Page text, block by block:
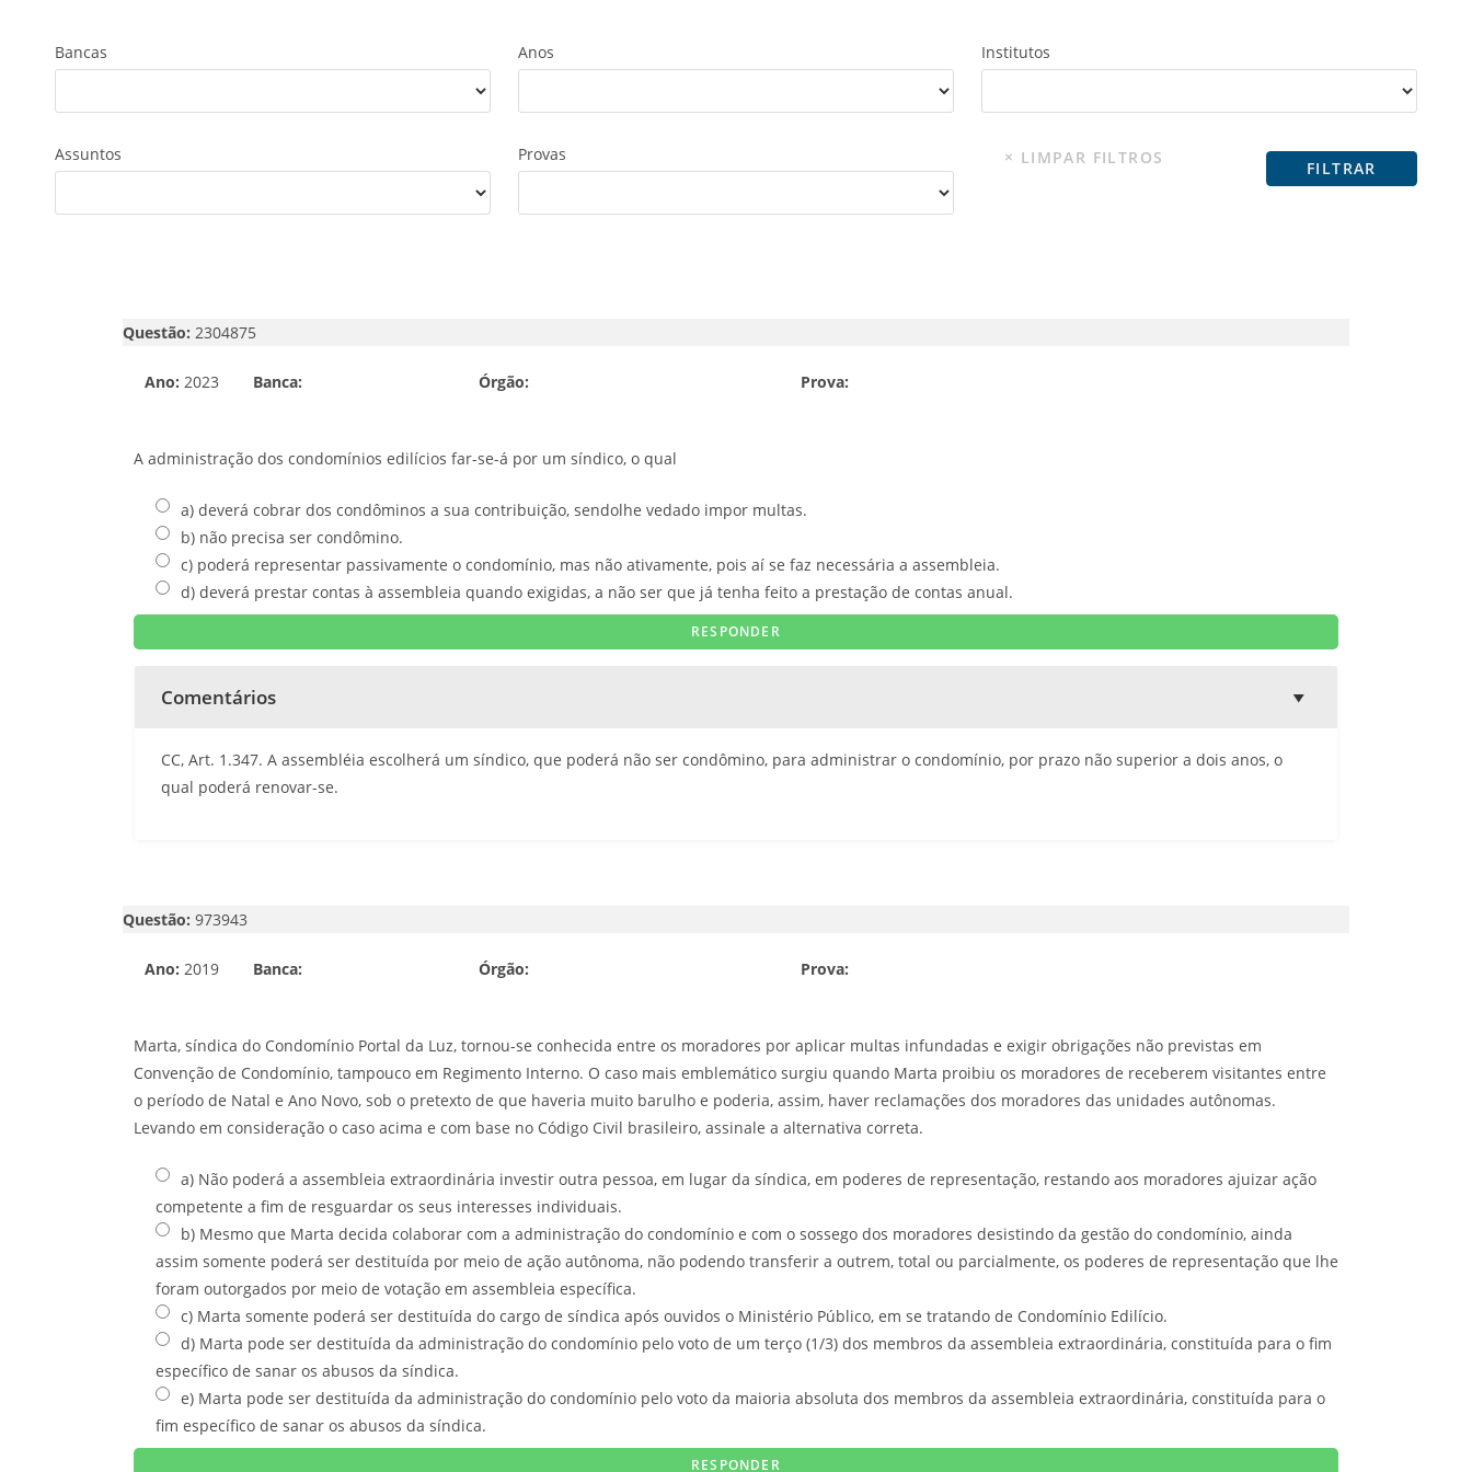
Bancas Anos Institutos
Assuntos Provas
Questão: 2304875
Ano: 2023 Banca: Órgão: Prova:
A administração dos condomínios edilícios far-se-á por um síndico, o qual
a) deverá cobrar dos condôminos a sua contribuição, sendolhe vedado impor multas.
b) não precisa ser condômino.
c) poderá representar passivamente o condomínio, mas não ativamente, pois aí se faz necessária a assembleia.
d) deverá prestar contas à assembleia quando exigidas, a não ser que já tenha feito a prestação de contas anual.
Comentários
CC, Art. 1.347. A assembléia escolherá um síndico, que poderá não ser condômino, para administrar o condomínio, por prazo não superior a dois anos, o
qual poderá renovar-se.
Questão: 973943
Ano: 2019 Banca: Órgão: Prova:
Marta, síndica do Condomínio Portal da Luz, tornou-se conhecida entre os moradores por aplicar multas infundadas e exigir obrigações não previstas em
Convenção de Condomínio, tampouco em Regimento Interno. O caso mais emblemático surgiu quando Marta proibiu os moradores de receberem visitantes entre
o período de Natal e Ano Novo, sob o pretexto de que haveria muito barulho e poderia, assim, haver reclamações dos moradores das unidades autônomas.
Levando em consideração o caso acima e com base no Código Civil brasileiro, assinale a alternativa correta.
a) Não poderá a assembleia extraordinária investir outra pessoa, em lugar da síndica, em poderes de representação, restando aos moradores ajuizar ação
competente a fim de resguardar os seus interesses individuais.
b) Mesmo que Marta decida colaborar com a administração do condomínio e com o sossego dos moradores desistindo da gestão do condomínio, ainda
assim somente poderá ser destituída por meio de ação autônoma, não podendo transferir a outrem, total ou parcialmente, os poderes de representação que lhe
foram outorgados por meio de votação em assembleia específica.
c) Marta somente poderá ser destituída do cargo de síndica após ouvidos o Ministério Público, em se tratando de Condomínio Edilício.
d) Marta pode ser destituída da administração do condomínio pelo voto de um terço (1/3) dos membros da assembleia extraordinária, constituída para o fim
específico de sanar os abusos da síndica.
e) Marta pode ser destituída da administração do condomínio pelo voto da maioria absoluta dos membros da assembleia extraordinária, constituída para o
fim específico de sanar os abusos da síndica.